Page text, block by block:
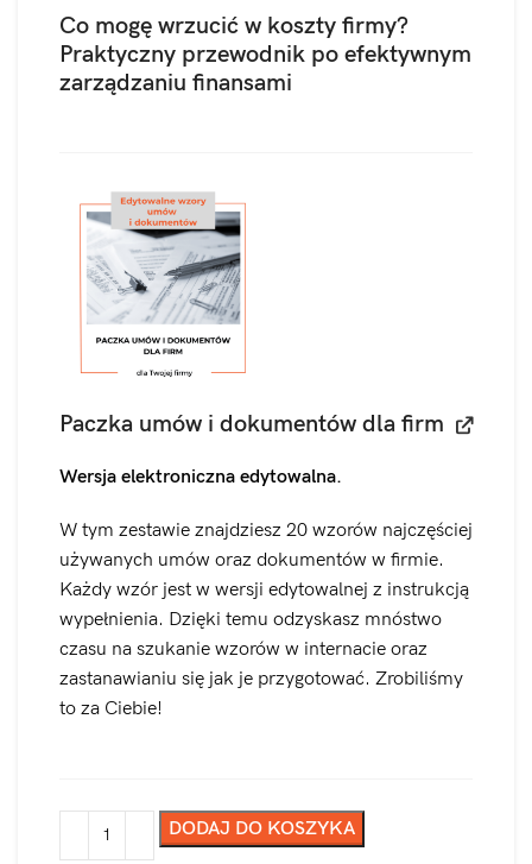
Co mogę wrzucić w koszty firmy?
Praktyczny przewodnik po efektywnym
zarządzaniu finansami
Paczka umów i dokumentów dla firm
Wersja elektroniczna edytowalna.
W tym zestawie znajdziesz 20 wzorów najczęściej
używanych umów oraz dokumentów w firmie.
Każdy wzór jest w wersji edytowalnej z instrukcją
wypełnienia. Dzięki temu odzyskasz mnóstwo
czasu na szukanie wzorów w internacie oraz
zastanawianiu się jak je przygotować. Zrobiliśmy
to za Ciebie!
DODAJ DO KOSZYKA